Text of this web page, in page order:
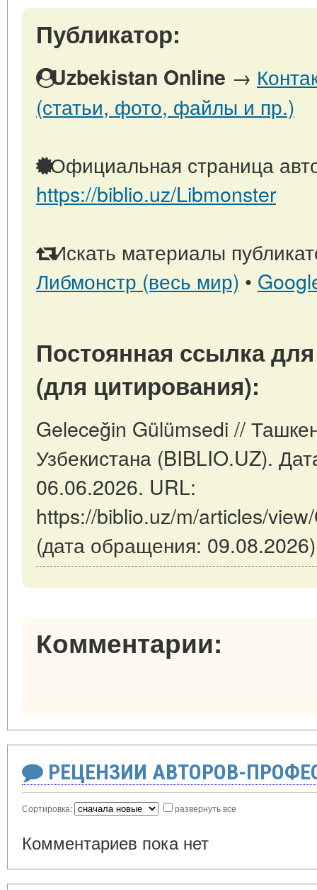
Публикатор:
Uzbekistan Online →
(статьи, фото, файлы и пр.)
Официальная страница
https://biblio.uz/Libmonster
Искать материалы
Либмонстр (весь мир) •
Постоянная ссылка
(для цитирования):
Geleceğin Gülümsedi //
Узбекистана (BIBLIO.UZ).
06.06.2026. URL:
https://biblio.uz/m/articles/
(дата обращения:
Комментарии:
РЕЦЕНЗИИ АВТОРОВ-
Сортировка: развернуть все
Комментариев пока нет